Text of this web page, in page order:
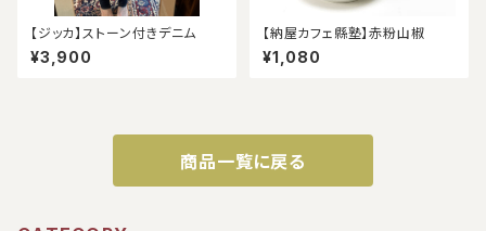
【ジッカ】ストーン付きデニム
¥3,900
【納屋カフェ縣塾】赤粉山椒
¥1,080
商品一覧に戻る